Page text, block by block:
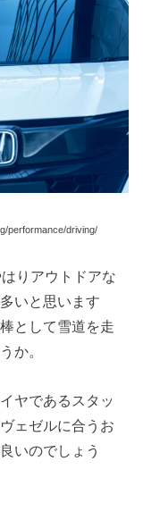
performance/driving/
りアウトドアな
いと思います
として雪道を走
か。
ヤであるスタッ
ェゼルに合うお
いのでしょう